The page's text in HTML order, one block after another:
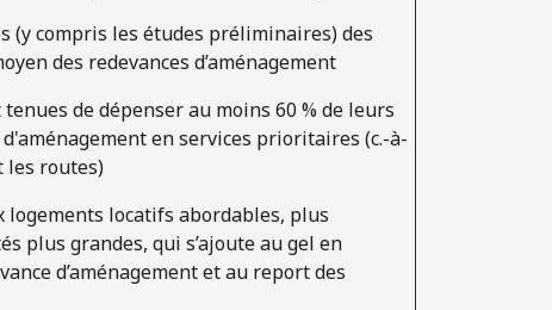
(y compris les études préliminaires) des
des redevances d’aménagement
de dépenser au moins 60 % de leurs
en services prioritaires (c.-à-
les routes)
logements locatifs abordables, plus
plus grandes, qui s’ajoute au gel en
d’aménagement et au report des